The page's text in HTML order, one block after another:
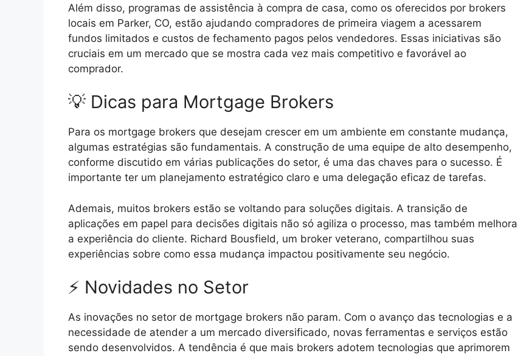
Além disso, programas de assistência à compra de casa, como os oferecidos por brokers
locais em Parker, CO, estão ajudando compradores de primeira viagem a acessarem
fundos limitados e custos de fechamento pagos pelos vendedores. Essas iniciativas são
cruciais em um mercado que se mostra cada vez mais competitivo e favorável ao
comprador.
💡 Dicas para Mortgage Brokers
Para os mortgage brokers que desejam crescer em um ambiente em constante mudança,
algumas estratégias são fundamentais. A construção de uma equipe de alto desempenho,
conforme discutido em várias publicações do setor, é uma das chaves para o sucesso. É
importante ter um planejamento estratégico claro e uma delegação eficaz de tarefas.
Ademais, muitos brokers estão se voltando para soluções digitais. A transição de
aplicações em papel para decisões digitais não só agiliza o processo, mas também melhora
a experiência do cliente. Richard Bousfield, um broker veterano, compartilhou suas
experiências sobre como essa mudança impactou positivamente seu negócio.
⚡ Novidades no Setor
As inovações no setor de mortgage brokers não param. Com o avanço das tecnologias e a
necessidade de atender a um mercado diversificado, novas ferramentas e serviços estão
sendo desenvolvidos. A tendência é que mais brokers adotem tecnologias que aprimorem